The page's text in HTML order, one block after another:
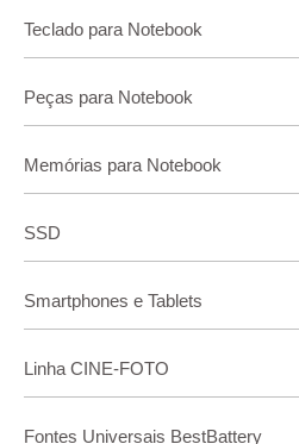
Teclado para Notebook
Peças para Notebook
Memórias para Notebook
SSD
Smartphones e Tablets
Linha CINE-FOTO
Fontes Universais BestBattery